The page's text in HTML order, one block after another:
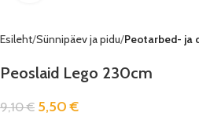
Esileht Sünnipäev ja pidu Peotarbed- ja
Peoslaid Lego 230cm
9,10€ 5,50€